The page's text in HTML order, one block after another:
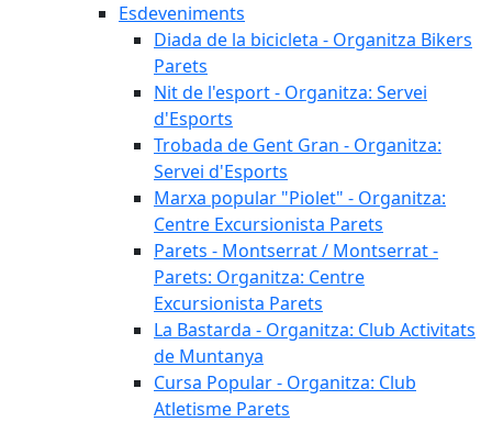
Esdeveniments
Diada de la bicicleta - Organitza Bikers
Parets
Nit de l'esport - Organitza: Servei
d'Esports
Trobada de Gent Gran - Organitza:
Servei d'Esports
Marxa popular "Piolet" - Organitza:
Centre Excursionista Parets
Parets - Montserrat / Montserrat -
Parets: Organitza: Centre
Excursionista Parets
La Bastarda - Organitza: Club Activitats
de Muntanya
Cursa Popular - Organitza: Club
Atletisme Parets